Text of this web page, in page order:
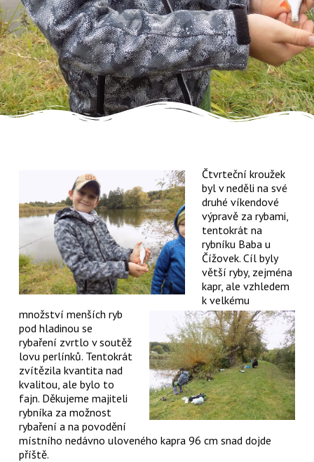
Čtvrteční kroužek
byl v neděli na své
druhé víkendové
výpravě za rybami,
tentokrát na
rybníku Baba u
Čížovek. Cíl byly
větší ryby, zejména
kapr, ale vzhledem
k velkému
množství menších ryb
pod hladinou se
rybaření zvrtlo v soutěž
lovu perlínků. Tentokrát
zvítězila kvantita nad
kvalitou, ale bylo to
fajn. Děkujeme majiteli
rybníka za možnost
rybaření a na povodění
místního nedávno uloveného kapra 96 cm snad dojde
příště.